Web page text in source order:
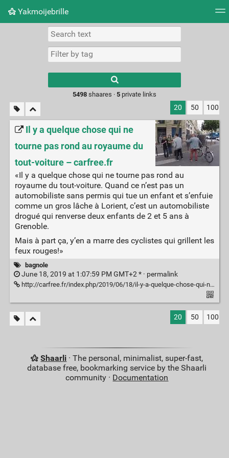
Yakmoijebrille
Picture wall
results.
5498shaares · 5private links
20 50 100
Il y a quelque chose qui ne
tourne pas rond au royaume du
tout-voiture – carfree.fr
«Il y a quelque chose qui ne tourne pas rond au
royaume du tout-voiture. Quand ce n’est pas un
automobiliste sans permis qui tue un enfant et s’enfuie
comme un gros lâche à Lorient, c’est un automobiliste
drogué qui renverse deux enfants de 2 et 5 ans à
Grenoble.
Mais à part ça, y’en a marre des cyclistes qui grillent les
feux rouges!»
bagnole
June 18, 2019 at 1:07:59 PM GMT+2 * · permalink
http://carfree.fr/index.php/2019/06/18/il-y-a-quelque-chose-qui-ne-tourne-pas-rond-au-royaume-du-tout-voiture/
20 50 100
Shaarli · The personal, minimalist, super-fast,
database free, bookmarking service by the Shaarli
community · Documentation